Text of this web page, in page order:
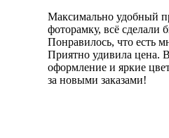
Максимально удобный
фоторамку, всё сделали
Понравилось, что есть
Приятно удивила цена.
оформление и яркие
за новыми заказами!